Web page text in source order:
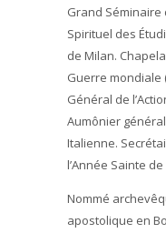
Grand Séminaire
Spirituel des
de Milan.
Guerre mondiale
Général de
Aumônier
Italienne.
l’Année Sainte de
Nommé
apostolique en